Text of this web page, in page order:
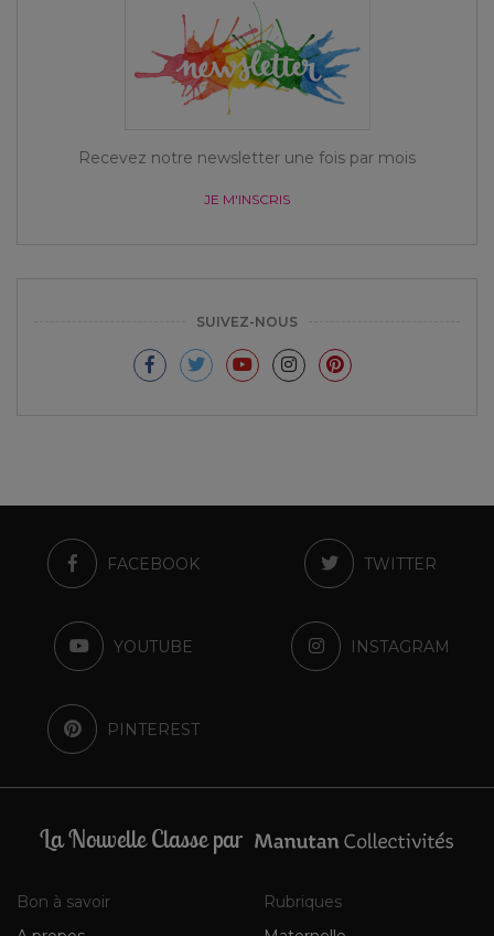
Recevez notre newsletter une fois par mois
JE M'INSCRIS
SUIVEZ-NOUS
FACEBOOK TWITTER
YOUTUBE INSTAGRAM
PINTEREST
La Nouvelle Classe par
Bon à savoir
Rubriques